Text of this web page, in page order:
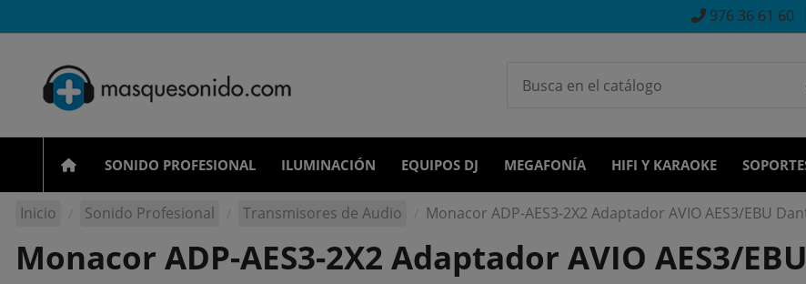
976 36 61 60
SONIDO PROFESIONAL ILUMINACIÓN EQUIPOS DJ MEGAFONÍA HIFI Y KARAOKE
Inicio Sonido Profesional Transmisores de Audio Monacor ADP-AES3-2X2 Adaptador AVIO AES3/EBU
Monacor ADP-AES3-2X2 Adaptador AVIO AES3/